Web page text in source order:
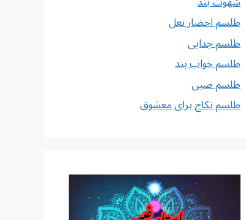
طلسم احضار نعل
طلسم جدایی
طلسم خواب بند
طلسم صبی
طلسم نکاح برای معشوق